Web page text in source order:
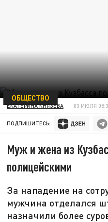
ОБЩЕСТВО
ЕКАТЕРИНА КНЯЗЕВА 03 ИЮЛЯ
ПОДПИШИТЕСЬ:
Муж и жена из
полицейскими
За нападение на
мужчина отделался
назначили более